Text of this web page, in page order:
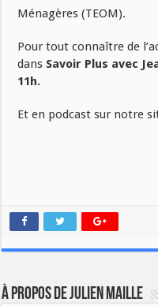
Ménagères (TEOM).
Pour tout connaître de
dans Savoir Plus avec
11h.
Et en podcast sur notre
À propos de Julien Maille